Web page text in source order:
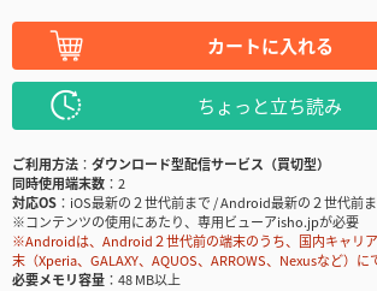
カートに入れる
ちょっと立ち読み
ご利用方法
ダウンロード型配信サービス（買切型）
同時使用端末数
2
対応OS
iOS最新の２世代前まで / Android最新の２世代前
※コンテンツの使用にあたり、専用ビューアisho.jpが必要
※Androidは、Android２世代前の端末のうち、国内キャリ
末（Xperia、GALAXY、AQUOS、ARROWS、Nexusなど）
必要メモリ容量
48 MB以上